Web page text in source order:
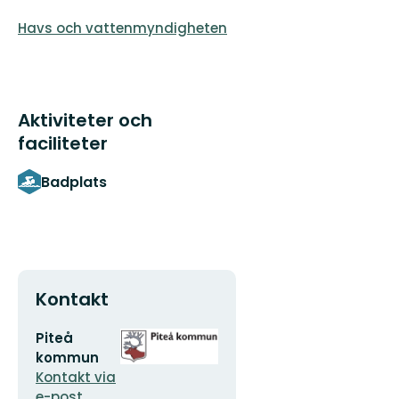
Havs och vattenmyndigheten
Aktiviteter och
faciliteter
Badplats
Kontakt
E-
postadress
Piteå
kommun
Kontakt via
Organisationens
logotyp